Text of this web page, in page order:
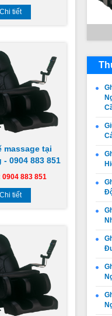
Chi tiết
massage tại
- 0904 883 851
0904 883 851
Chi tiết